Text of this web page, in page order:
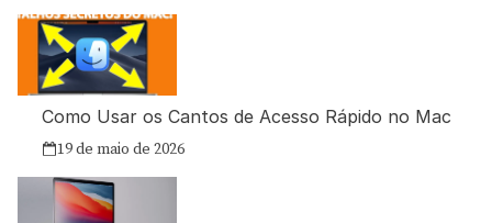
Como Usar os Cantos de Acesso Rápido no Mac
19 de maio de 2026